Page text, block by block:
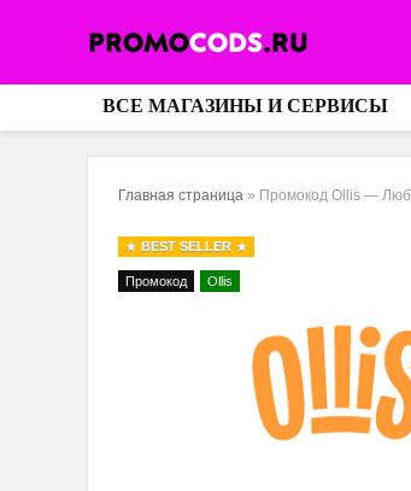
ВСЕ МАГАЗИНЫ И СЕРВИСЫ
Главная страница » Промокод Ollis —
BEST SELLER
Промокод Ollis